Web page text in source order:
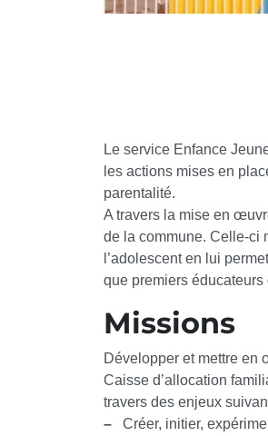
Le service Enfance
les actions mises en
parentalité.
A travers la mise en
de la commune. Celle-ci
l’adolescent en lui
que premiers éducateurs
Missions
Développer et mettre en
Caisse d’allocation
travers des enjeux
– Créer, initier,